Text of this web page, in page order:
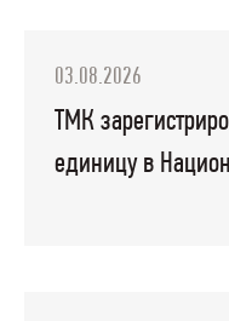
03.08.2026
ТМК
единицу в